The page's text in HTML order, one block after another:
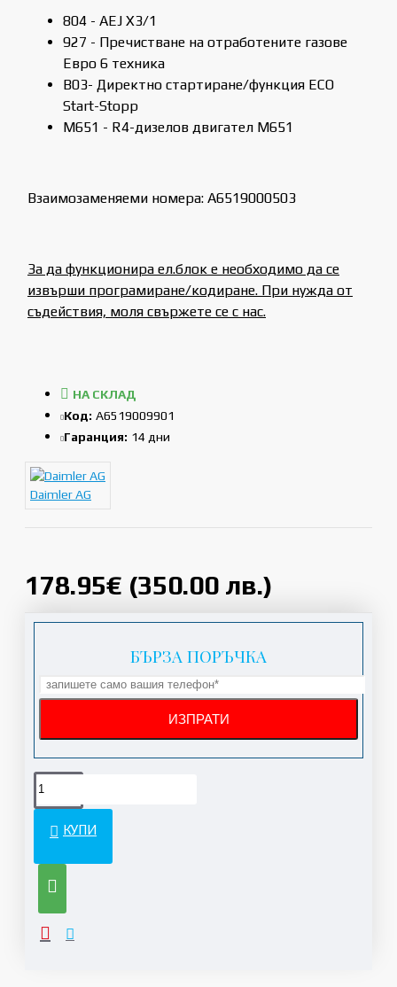
804 - AEJ X3/1
927 - Пречистване на отработените газове
Евро 6 техника
B03- Директно стартиране/функция ECO
Start-Stopp
M651 - R4-дизелов двигател M651
Взаимозаменяеми номера: A6519000503
За да функционира ел.блок е необходимо да се
извърши програмиране/кодиране. При нужда от
съдействия, моля свържете се с нас.
178.95€ (350.00 лв.)
НА СКЛАД
Код: A6519009901
Гаранция: 14 дни
Daimler AG
БЪРЗА ПОРЪЧКА
КУПИ